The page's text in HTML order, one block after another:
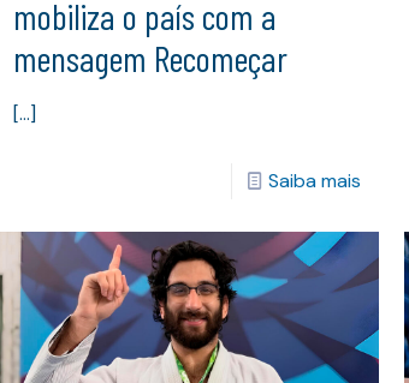
mobiliza o país com a
mensagem Recomeçar
[…]
Saiba mais